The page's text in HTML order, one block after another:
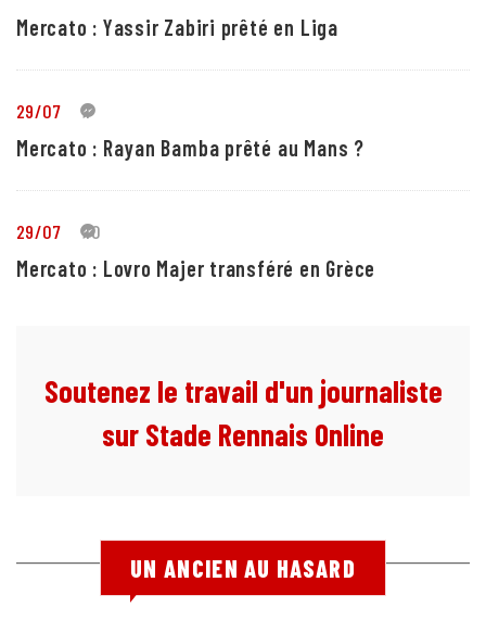
Mercato : Yassir Zabiri prêté en Liga
29/07 1
Mercato : Rayan Bamba prêté au Mans ?
29/07 10
Mercato : Lovro Majer transféré en Grèce
Soutenez le travail d'un journaliste
sur Stade Rennais Online
UN ANCIEN AU HASARD